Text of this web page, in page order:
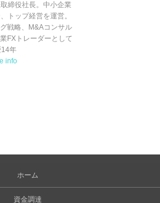
締役社長。中小企業
トップ経営を運営。
戦略、M&Aコンサル
FXトレーダーとして
年
info
ホーム
資金調達